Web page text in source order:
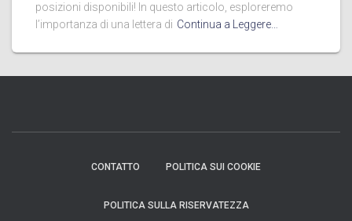
posizioni disponibili! In questo articolo, esploreremo
l’importanza di una lettera di Continua a Leggere…
CONTATTO POLITICA SUI COOKIE
POLITICA SULLA RISERVATEZZA